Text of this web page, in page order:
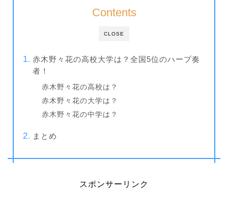
CLOSE
Contents
赤木野々花の高校大学は？全国5位のハープ奏
者！
赤木野々花の高校は？
赤木野々花の大学は？
赤木野々花の中学は？
まとめ
スポンサーリンク